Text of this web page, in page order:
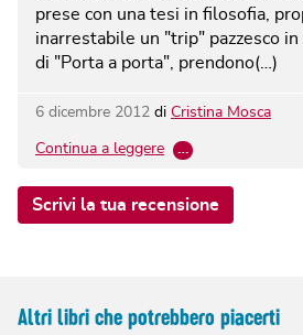
prese con una tesi in filosofia,
inarrestabile un "trip" pazzesco in
di "Porta a porta", prendono(…)
6 dicembre 2012 di Cristina Mosca
Continua a leggere …
Scrivi la tua recensione
Altri libri che potrebbero piacerti